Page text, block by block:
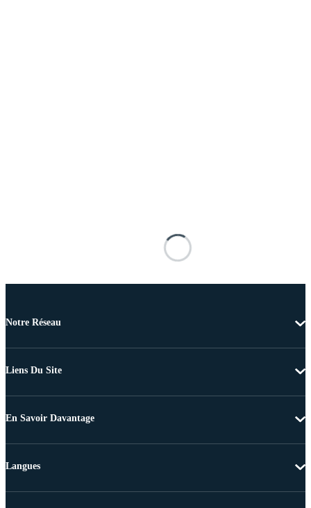
Notre Réseau
Liens Du Site
En Savoir Davantage
Langues